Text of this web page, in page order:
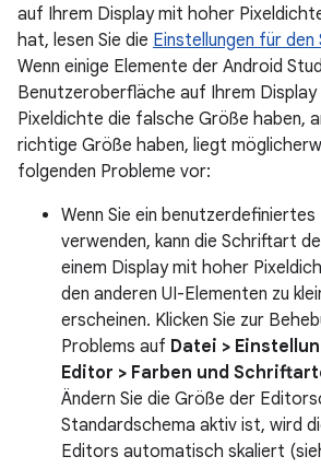
auf Ihrem Display mit hoher
hat, lesen Sie die Einstellungen für
Wenn einige Elemente der Android
Benutzeroberfläche auf Ihrem
Pixeldichte die falsche Größe haben,
richtige Größe haben, liegt
folgenden Probleme vor:
Wenn Sie ein
verwenden, kann die Schriftart
einem Display mit hoher
den anderen UI-Elementen zu
erscheinen. Klicken Sie zur
Problems auf Datei >
Editor > Farben und
Ändern Sie die Größe der
Standardschema aktiv ist, wird
Editors automatisch skaliert